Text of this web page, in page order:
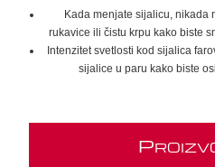
Kada menjate sijalicu, nikada
rukavice ili čistu krpu kako biste
Intenzitet svetlosti kod sijalica
sijalice u paru kako biste
P